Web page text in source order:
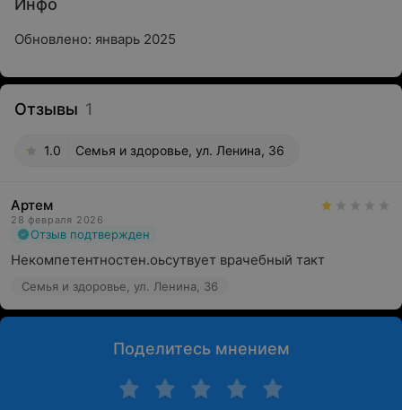
Инфо
Обновлено: январь 2025
Отзывы 1
1.0 Семья и здоровье, ул. Ленина, 36
Артем
28 февраля 2026
Отзыв подтвержден
Некомпетентностен.оьсутвует врачебный такт
Семья и здоровье, ул. Ленина, 36
Поделитесь мнением